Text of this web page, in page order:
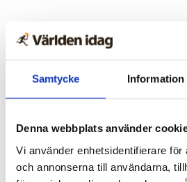
Samtycke Information
Denna webbplats använder
Vi använder enhetsidentifierare för
och annonserna till användarna,